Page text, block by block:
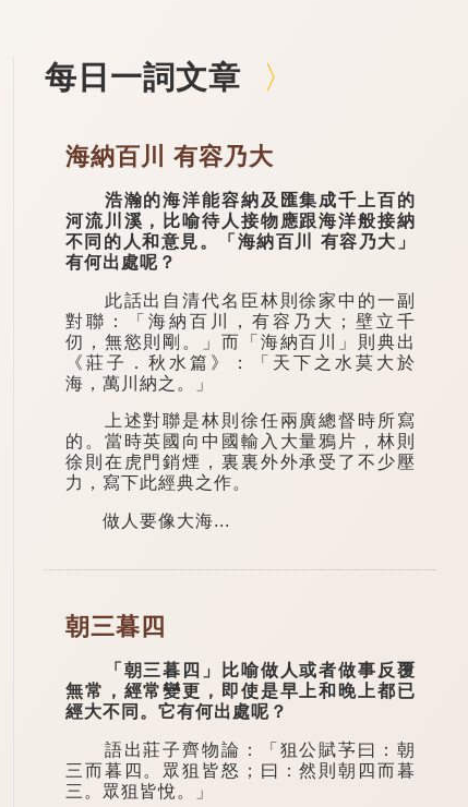
每日一詞文章
海納百川 有容乃大
浩瀚的海洋能容納及匯集成千上百的
河流川溪，比喻待人接物應跟海洋般接納
不同的人和意見。「海納百川 有容乃大」
有何出處呢？
此話出自清代名臣林則徐家中的一副
對聯：「海納百川，有容乃大；壁立千
仞，無慾則剛。」而「海納百川」則典出
《莊子．秋水篇》：「天下之水莫大於
海，萬川納之。」
上述對聯是林則徐任兩廣總督時所寫
的。當時英國向中國輸入大量鴉片，林則
徐則在虎門銷煙，裏裏外外承受了不少壓
力，寫下此經典之作。
做人要像大海...
朝三暮四
「朝三暮四」比喻做人或者做事反覆
無常，經常變更，即使是早上和晚上都已
經大不同。它有何出處呢？
語出莊子齊物論：「狙公賦芧曰：朝
三而暮四。眾狙皆怒；曰：然則朝四而暮
三。眾狙皆悅。」